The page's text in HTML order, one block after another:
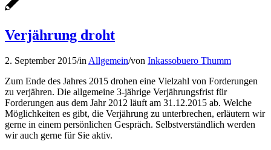
Verjährung droht
2. September 2015/in Allgemein/von Inkassobuero Thumm
Zum Ende des Jahres 2015 drohen eine Vielzahl von Forderungen
zu verjähren. Die allgemeine 3-jährige Verjährungsfrist für
Forderungen aus dem Jahr 2012 läuft am 31.12.2015 ab. Welche
Möglichkeiten es gibt, die Verjährung zu unterbrechen, erläutern wir
gerne in einem persönlichen Gespräch. Selbstverständlich werden
wir auch gerne für Sie aktiv.